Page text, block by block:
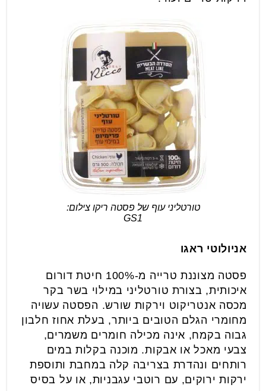
טורטליני עוף של פסטה ריקו צילום:
GS1
אניולוטי ראגו
פסטה מצוננת טרייה מ-100% חיטת דורום
איכותית, בצורת טורטליני במילוי בשר בקר
מכסה אנטריקוט וירקות שורש. הפסטה עשויה
מחומרי הגלם הטובים ביותר, בעלת אחוז חלבון
גבוה בקמח, אינה מכילה חומרים משמרים,
צבעי מאכל או אבקות. מוכנה בקלות במים
רותחים ונהדרת בצריבה קלה במחבת ותוספת
ירקות ירוקים, עם רוטבי עגבניות, או על בסיס